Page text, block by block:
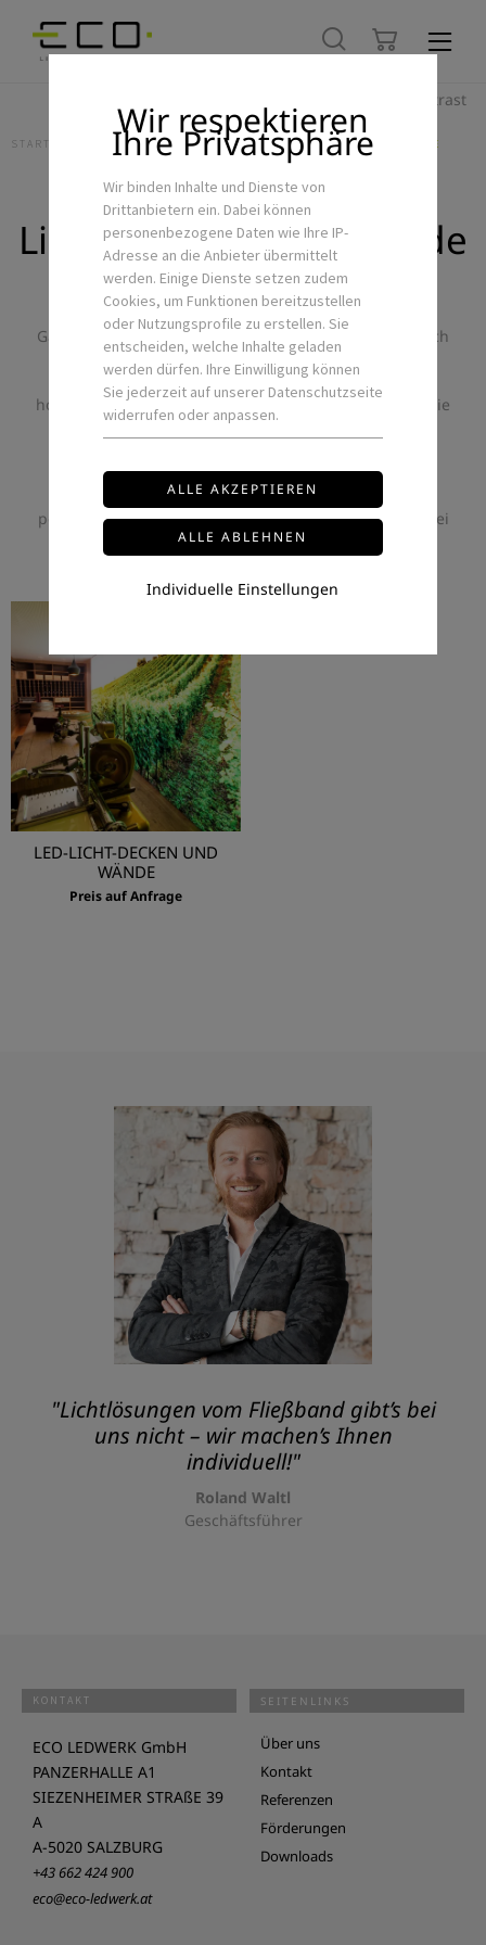
Hoher Kontrast
STARTSEITE LED-SONDERLEUCHTEN LICHT-DECKEN UND WÄNDE
Licht-Decken und Wände
Im Gewerbe, Einzelhandel, in der Hotellerie und der
Gastronomie, vom Wellness- über den Empfangsbereich
zu Besprechungszimmern bis hin zu Privaträumen –
Indoor wie Outdoor: Egal in welchem Bereich unsere
hochwertigen Lichtdeckensysteme installiert werden, sie
sorgen für Aufmerksamkeit und eine stimmige
bestehende Lichtsysteme integrieren und wirken
gleichzeitig als Alleinstellungsmerkmal und als
persönlicher Eyecatcher. Größen und Formen sind dabei
keine Grenzen gesetzt.
LED-LICHT-DECKEN UND
WÄNDE
Preis auf Anfrage
Wir respektieren
Ihre Privatsphäre
Wir binden Inhalte und Dienste von
Drittanbietern ein. Dabei können
personenbezogene Daten wie Ihre IP-
Adresse an die Anbieter übermittelt
werden. Einige Dienste setzen zudem
Cookies, um Funktionen bereitzustellen
oder Nutzungsprofile zu erstellen. Sie
entscheiden, welche Inhalte geladen
werden dürfen. Ihre Einwilligung können
Sie jederzeit auf unserer Datenschutzseite
widerrufen oder anpassen.
Individuelle Einstellungen
"Lichtlösungen vom Fließband gibt’s bei
uns nicht – wir machen’s Ihnen
individuell!"
Roland Waltl
Geschäftsführer
KONTAKT
ECO LEDWERK GmbH
PANZERHALLE A1
SIEZENHEIMER STRAßE 39
A
A-5020 SALZBURG
+43 662 424 900
eco@eco-ledwerk.at
SEITENLINKS
Über uns
Kontakt
Referenzen
Förderungen
Downloads